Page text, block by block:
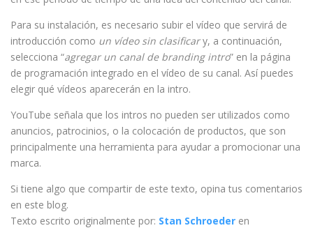
Para su instalación, es necesario subir el vídeo que servirá de
introducción como un vídeo sin clasificary, a continuación,
selecciona “agregar un canal de branding intro” en la página
de programación integrado en el vídeo de su canal. Así puedes
elegir qué vídeos aparecerán en la intro.
YouTube señala que los intros no pueden ser utilizados como
anuncios, patrocinios, o la colocación de productos, que son
principalmente una herramienta para ayudar a promocionar una
marca.
Si tiene algo que compartir de este texto, opina tus comentarios
en este blog.
Texto escrito originalmente por: Stan Schroeder en